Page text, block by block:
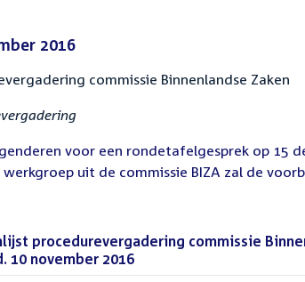
2016
commissie Binnenlandse Zaken
voor een rondetafelgesprek op 15
werkgroep uit de commissie BIZA zal de
procedurevergadering commissie
10 november 2016